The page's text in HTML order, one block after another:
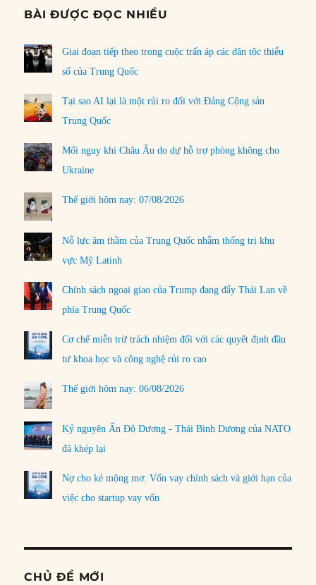
BÀI ĐƯỢC ĐỌC NHIỀU
Giai đoạn tiếp theo trong cuộc trấn áp các dân tộc thiểu
số của Trung Quốc
Tại sao AI lại là một rủi ro đối với Đảng Cộng sản
Trung Quốc
Mối nguy khi Châu Âu do dự hỗ trợ phòng không cho
Ukraine
Thế giới hôm nay: 07/08/2026
Nỗ lực âm thầm của Trung Quốc nhằm thống trị khu
vực Mỹ Latinh
Chính sách ngoại giao của Trump đang đẩy Thái Lan về
phía Trung Quốc
Cơ chế miễn trừ trách nhiệm đối với các quyết định đầu
tư khoa học và công nghệ rủi ro cao
Thế giới hôm nay: 06/08/2026
Kỷ nguyên Ấn Độ Dương - Thái Bình Dương của NATO
đã khép lại
Nợ cho kẻ mộng mơ: Vốn vay chính sách và giới hạn của
việc cho startup vay vốn
CHỦ ĐỀ MỚI